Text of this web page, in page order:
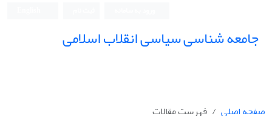
جامعه شناسی سیاسی انقلاب اسلامی
صفحه اصلی
فهرست مقالات